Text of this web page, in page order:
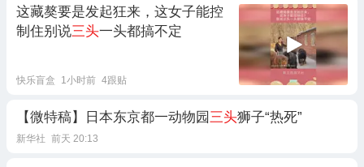
这藏獒要是发起狂来，这女子能控
制住别说三头一头都搞不定
快乐盲盒 1小时前 4跟贴
【微特稿】日本东京都一动物园三头狮子“热死”
新华社 前天 20:13